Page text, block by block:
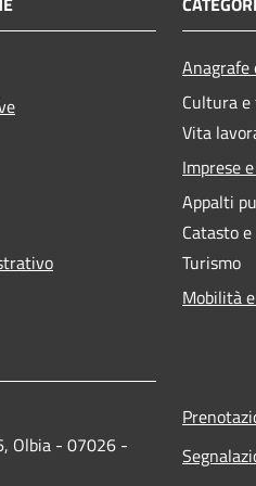
Cultura
Vita
Imprese
Appalti
Catasto
Turismo
Mobilità
Olbia - 07026 -